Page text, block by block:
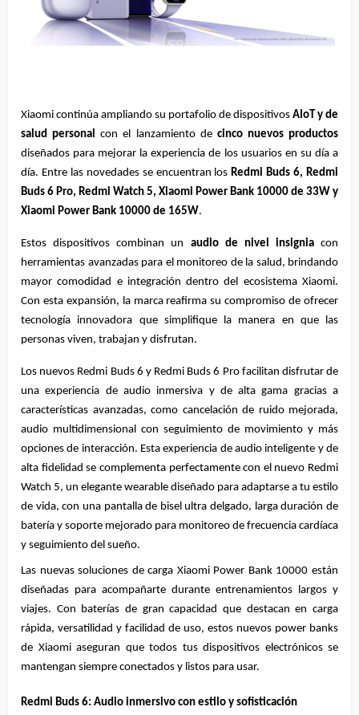
Xiaomi continúa ampliando su portafolio de dispositivos AIoT y de
salud personal
con el lanzamiento de cinco nuevos productos
diseñados para mejorar la experiencia de los usuarios en su día a
día. Entre las novedades se encuentran los Redmi Buds 6, Redmi
Buds 6 Pro, Redmi Watch 5, Xiaomi Power Bank 10000 de 33W y
Xiaomi Power Bank 10000 de 165W.
Estos dispositivos combinan un audio de nivel insignia con
herramientas avanzadas para el monitoreo de la salud, brindando
mayor comodidad e integración dentro del ecosistema Xiaomi.
Con esta expansión, la marca reafirma su compromiso de ofrecer
tecnología innovadora que simplifique la manera en que las
personas viven, trabajan y disfrutan.
Los nuevos Redmi Buds 6 y Redmi Buds 6 Pro facilitan disfrutar de
una experiencia de audio inmersiva y de alta gama gracias a
características avanzadas, como cancelación de ruido mejorada,
audio multidimensional con seguimiento de movimiento y más
opciones de interacción. Esta experiencia de audio inteligente y de
alta fidelidad se complementa perfectamente con el nuevo Redmi
Watch 5, un elegante wearable diseñado para adaptarse a tu estilo
de vida, con una pantalla de bisel ultra delgado, larga duración de
batería y soporte mejorado para monitoreo de frecuencia cardíaca
y seguimiento del sueño.
Las nuevas soluciones de carga Xiaomi Power Bank 10000 están
diseñadas para acompañarte durante entrenamientos largos y
viajes. Con baterías de gran capacidad que destacan en carga
rápida, versatilidad y facilidad de uso, estos nuevos power banks
de Xiaomi aseguran que todos tus dispositivos electrónicos se
mantengan siempre conectados y listos para usar.
Redmi Buds 6: Audio inmersivo con estilo y sofisticación